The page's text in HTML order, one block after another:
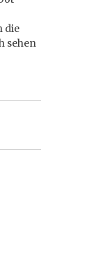
die
sehen